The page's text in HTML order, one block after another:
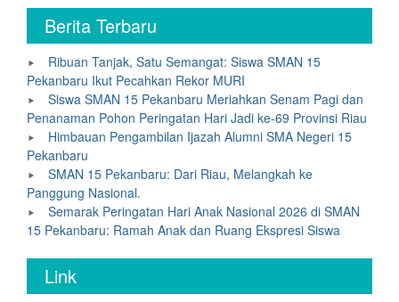
Berita Terbaru
Ribuan Tanjak, Satu Semangat: Siswa SMAN 15
Pekanbaru Ikut Pecahkan Rekor MURI
Siswa SMAN 15 Pekanbaru Meriahkan Senam Pagi dan
Penanaman Pohon Peringatan Hari Jadi ke-69 Provinsi Riau
Himbauan Pengambilan Ijazah Alumni SMA Negeri 15
Pekanbaru
SMAN 15 Pekanbaru: Dari Riau, Melangkah ke
Panggung Nasional.
Semarak Peringatan Hari Anak Nasional 2026 di SMAN
15 Pekanbaru: Ramah Anak dan Ruang Ekspresi Siswa
Link